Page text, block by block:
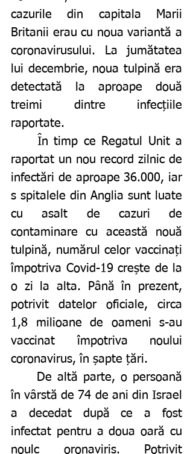
cazurile din capitala Marii
Britanii erau cu noua variantă a
coronavirusului. La jumătatea
lui decembrie, noua tulpină era
detectată la aproape două
treimi dintre infecțiile
raportate.
raportat un nou record zilnic de
infectări de aproape 36.000, iar
s spitalele din Anglia sunt luate
cu asalt de cazuri de
contaminare cu această nouă
tulpină, numărul celor vaccinați
împotriva Covid-19 crește de la
o zi la alta. Până în prezent,
potrivit datelor oficiale, circa
1,8 milioane de oameni s-au
vaccinat împotriva noului
coronavirus, în șapte țări.
în vârstă de 74 de ani din Israel
a decedat după ce a fost
infectat pentru a doua oară cu
noulc oronaviris. Potrivit